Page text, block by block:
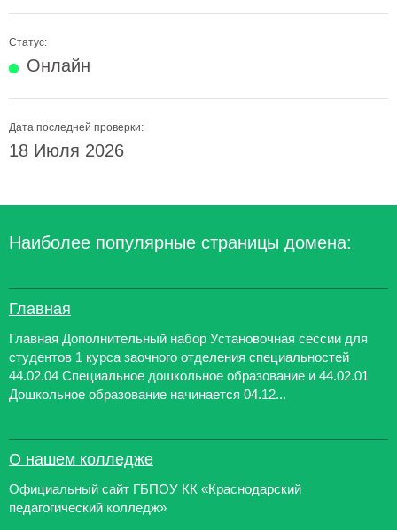
Статус:
Онлайн
Дата последней проверки:
18 Июля 2026
Наиболее популярные страницы домена:
Главная
Главная Дополнительный набор Установочная сессии для
студентов 1 курса заочного отделения специальностей
44.02.04 Специальное дошкольное образование и 44.02.01
Дошкольное образование начинается 04.12...
О нашем колледже
Официальный сайт ГБПОУ КК «Краснодарский
педагогический колледж»